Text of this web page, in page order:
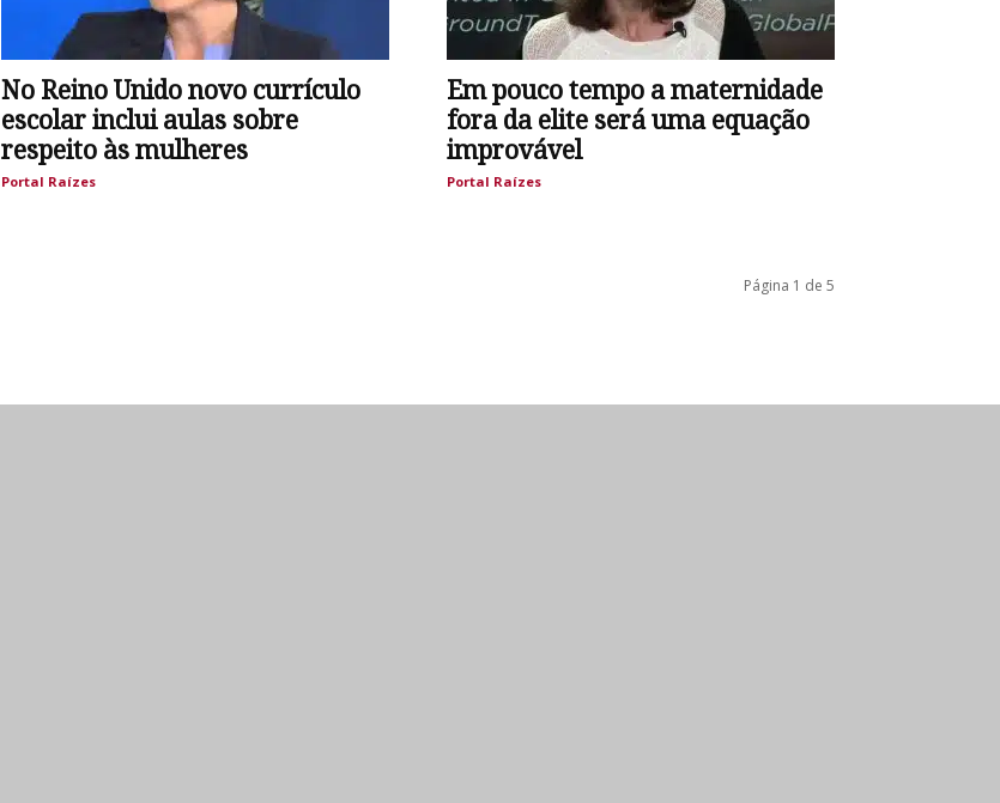
No Reino Unido novo currículo
escolar inclui aulas sobre
respeito às mulheres
Portal Raízes
Em pouco tempo a maternidade
fora da elite será uma equação
improvável
Portal Raízes
Página 1 de 5